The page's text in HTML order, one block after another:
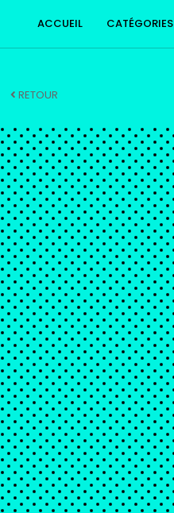
ACCUEIL CATÉGORIES
RETOUR